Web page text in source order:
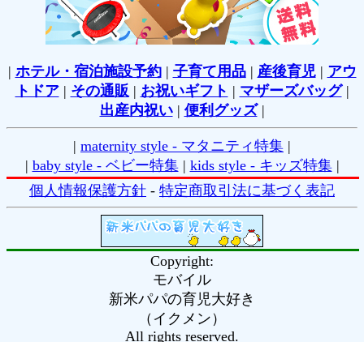
| ホテル・宿泊施設予約| 子育て用品| 産後育児| アウ
トドア| その通販 | お祝いギフト | マザーズバッグ|
出産内祝い| 便利グッズ|
| maternity style - マタニティ特集 |
| baby style - ベビー特集| kids style - キッズ特集|
個人情報保護方針 - 特定商取引法に基づく表記
Copyright:
モバイル
新米パパの育児大好き
（ イクメン ）
All rights reserved.